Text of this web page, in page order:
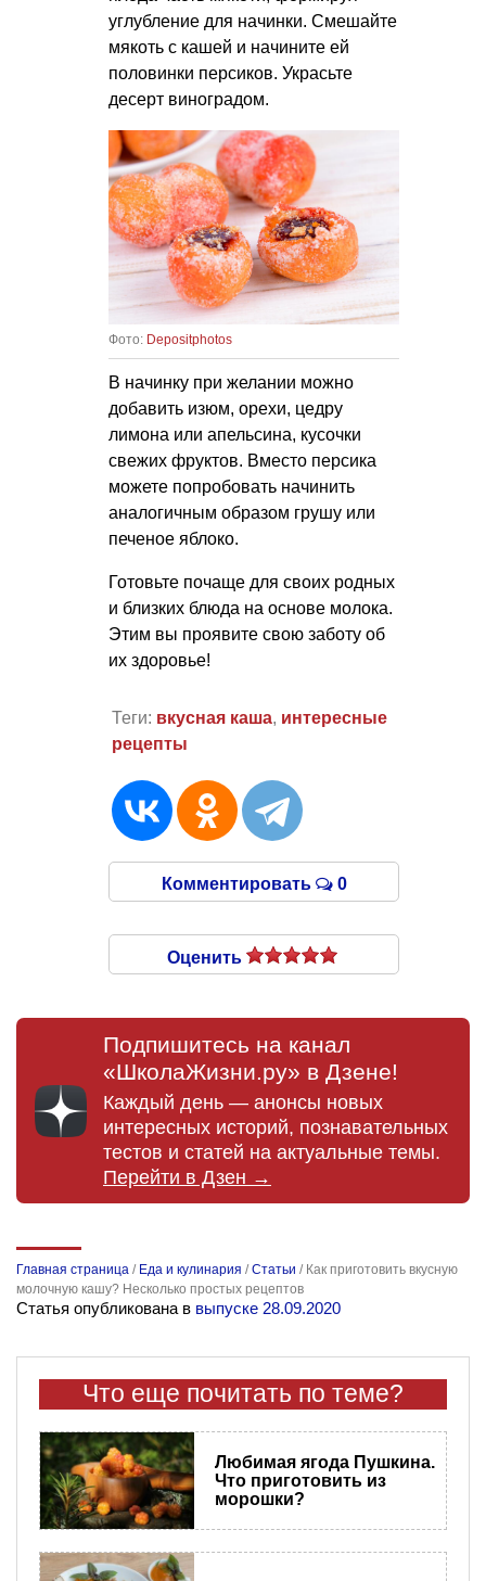
углубление для начинки. Смешайте
мякоть с кашей и начините ей
половинки персиков. Украсьте
десерт виноградом.
Фото: Depositphotos
В начинку при желании можно
добавить изюм, орехи, цедру
лимона или апельсина, кусочки
свежих фруктов. Вместо персика
можете попробовать начинить
аналогичным образом грушу или
печеное яблоко.
Готовьте почаще для своих родных
и близких блюда на основе молока.
Этим вы проявите свою заботу об
их здоровье!
Теги: вкусная каша, интересные
рецепты
Комментировать 0
Оценить
Подпишитесь на канал
«ШколаЖизни.ру» в Дзене!
Каждый день — анонсы новых
интересных историй, познавательных
тестов и статей на актуальные темы.
Перейти в Дзен →
Главная страница / Еда и кулинария /Статьи / Как приготовить вкусную
молочную кашу? Несколько простых рецептов
Статья опубликована в выпуске 28.09.2020
Что еще почитать по теме?
Любимая ягода Пушкина.
Что приготовить из
морошки?